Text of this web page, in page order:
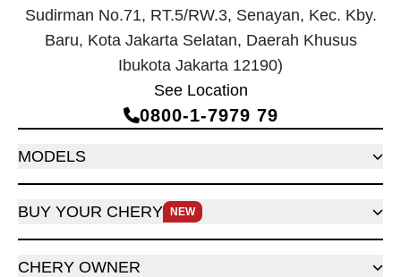
Sudirman No.71, RT.5/RW.3, Senayan, Kec. Kby.
Baru, Kota Jakarta Selatan, Daerah Khusus
Ibukota Jakarta 12190)
See Location
0800‑1‑7979 79
MODELS
BUY YOUR CHERY NEW
CHERY OWNER